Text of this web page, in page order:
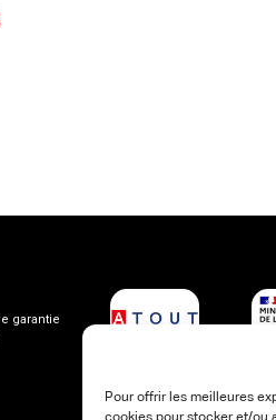
Pour offrir les meilleures
garantie